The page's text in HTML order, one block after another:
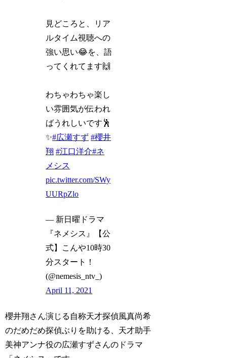
見どころと、リア
ルタイム視聴への
強い思い😂を、語
ってくれてます🙌
わちゃわちゃ楽し
い雰囲気が伝われ
ばうれしいです🕺
✨#広瀬すず #櫻井
翔 #江口洋介#ネ
メシス
pic.twitter.com/SWy
UURpZlo
— 新日曜ドラマ
『ネメシス』【公
式】こんや10時30
分スタート！
(@nemesis_ntv_)
April 11, 2021
櫻井翔さん演じる自称天才探偵風真尚希
のだめだめ探偵ぶりを助ける、天才助手
美神アンナ役の広瀬すずさんのドラマ